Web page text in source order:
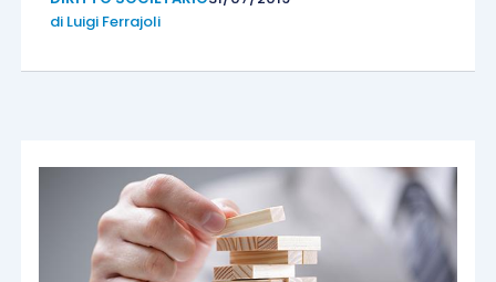
di Luigi Ferrajoli